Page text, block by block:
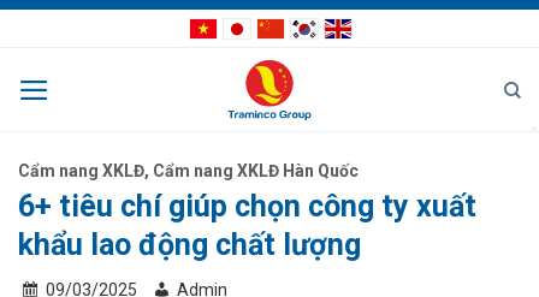
Bỏ
qua
dung
Cẩm nang XKLĐ, Cẩm nang XKLĐ Hàn Quốc
6+ tiêu chí giúp chọn công ty xuất
khẩu lao động chất lượng
09/03/2025 Admin